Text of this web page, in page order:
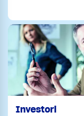
Investori